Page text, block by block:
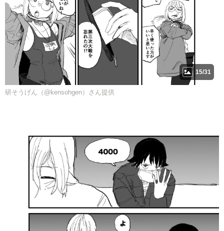
15/31
研そうげん（@kensohgen）さん提供